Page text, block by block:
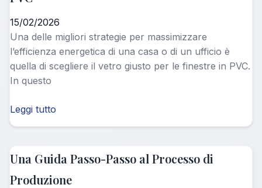
15/02/2026
Una delle migliori strategie per massimizzare
l’efficienza energetica di una casa o di un ufficio è
quella di scegliere il vetro giusto per le finestre in PVC.
In questo
Leggi tutto
Una Guida Passo-Passo al Processo di
Produzione